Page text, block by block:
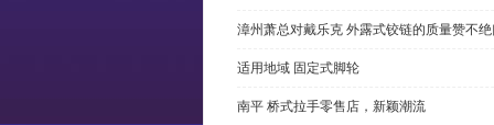
漳州萧总对戴乐克 外露式铰链的质量赞不
适用地域 固定式脚轮
南平 桥式拉手零售店，新颖潮流